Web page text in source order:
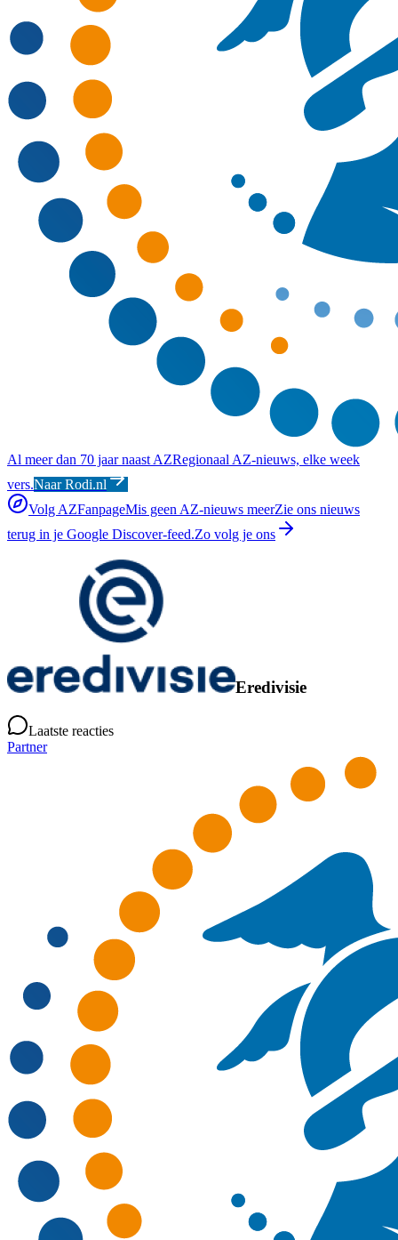
Al meer dan 70 jaar naast AZRegionaal AZ-nieuws, elke week
vers.Naar Rodi.nl
Volg AZFanpageMis geen AZ-nieuws meerZie ons nieuws
terug in je Google Discover-feed.Zo volg je ons
Eredivisie
Laatste reacties
Partner